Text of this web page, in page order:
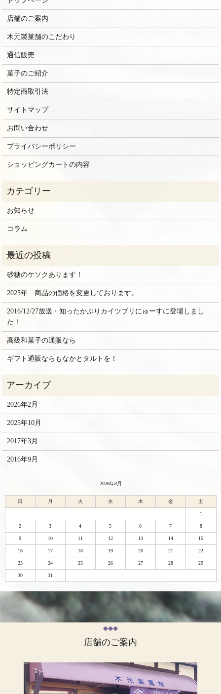
店舗のご案内
木元製菓舗のこだわり
通信販売
菓子のご紹介
特定商取引法
サイトマップ
お問い合わせ
プライバシーポリシー
ショッピングカートの内容
お知らせ
コラム
砂糖のケソクあります！
2025年 商品の価格を変更しております。
2016/12/27放送・知ったかぶりカイツブリにゅーすに登場しまし
た！
高級和菓子の通販なら
ギフト通販ならもなかとタルトを！
2026年2月
2025年10月
2017年3月
2016年9月
2026年8月
日 月 火 水 木 金 土
1
2 3 4 5 6 7 8
9 10 11 12 13 14 15
16 17 18 19 20 21 22
23 24 25 26 27 28 29
30 31
店舗のご案内